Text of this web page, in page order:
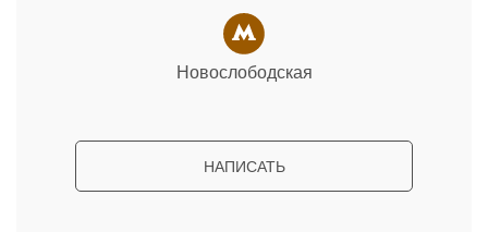
Новослободская
НАПИСАТЬ